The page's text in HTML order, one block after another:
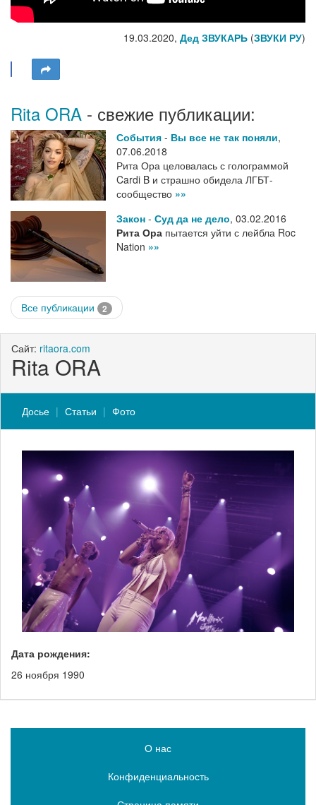
19.03.2020, Дед ЗВУКАРЬ (ЗВУКИ РУ)
Rita ORA - свежие публикации:
События - Вы все не так поняли,
07.06.2018
Рита Ора целовалась с голограммой
Cardi B и страшно обидела ЛГБТ-
сообщество »»
Закон - Суд да не дело, 03.02.2016
Рита Ора пытается уйти с лейбла Roc
Nation »»
Все публикации 2
Сайт: ritaora.com
Rita ORA
Досье Статьи Фото
Дата рождения:
26 ноября 1990
О нас
Конфиденциальность